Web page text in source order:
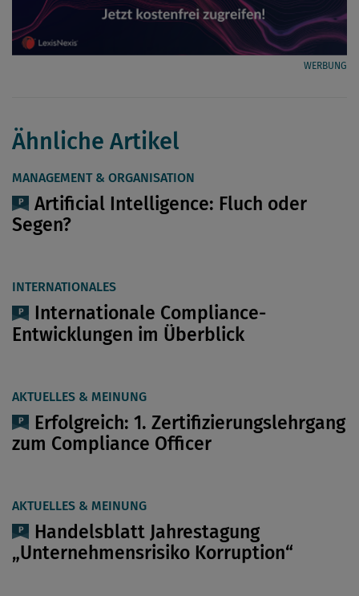
WERBUNG
Ähnliche Artikel
MANAGEMENT & ORGANISATION
Artificial Intelligence: Fluch oder
Segen?
INTERNATIONALES
Internationale Compliance-
Entwicklungen im Überblick
AKTUELLES & MEINUNG
Erfolgreich: 1. Zertifizierungslehrgang
zum Compliance Officer
AKTUELLES & MEINUNG
Handelsblatt Jahrestagung
„Unternehmensrisiko Korruption“